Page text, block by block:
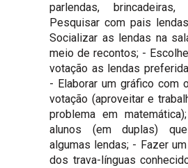
parlendas,
Pesquisar com pais
Socializar as lendas na
meio de recontos; -
votação as lendas
- Elaborar um gráfico com
votação (aproveitar e
problema em
alunos (em duplas)
algumas lendas; - Fazer
dos trava-línguas